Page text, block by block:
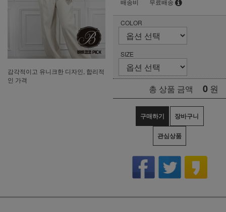
감각적이고 유니크한 디자인, 합리적
인 가격
배송비
무료배송
COLOR
SIZE
총 상품 금액 0 원
구매하기 장바구니
관심상품